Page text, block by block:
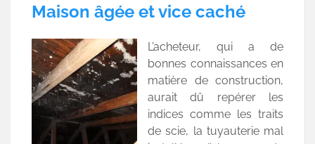
Maison âgée et vice caché
L’acheteur, qui a de
bonnes connaissances en
matière de construction,
aurait dû repérer les
indices comme les traits
de scie, la tuyauterie mal